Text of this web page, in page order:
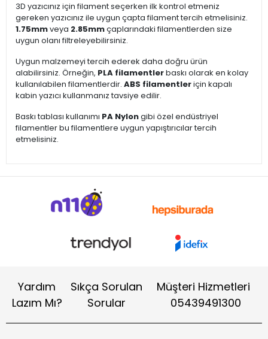
3D yazıcınız için filament seçerken ilk kontrol etmeniz
gereken yazıcınız ile uygun çapta filament tercih etmelisiniz.
1.75mmveya 2.85mmçaplarındaki filamentlerden size
uygun olanı filtreleyebilirsiniz.
Uygun malzemeyi tercih ederek daha doğru ürün
alabilirsiniz. Örneğin, PLA filamentlerbaskı olarak en kolay
kullanılabilen filamentlerdir. ABS filamentleriçin kapalı
kabin yazıcı kullanmanız tavsiye edilir.
Baskı tablası kullanımı PA Nylongibi özel endüstriyel
filamentler bu filamentlere uygun yapıştırıcılar tercih
etmelisiniz.
Yardım
Lazım Mı?
Sıkça Sorulan
Sorular
Müşteri Hizmetleri
05439491300